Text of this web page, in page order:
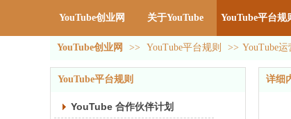
YouTube创业网 关于YouTube YouTube平台规
YouTube创业网 >> YouTube平台规则 >> YouTube运
YouTube平台规则
YouTube 合作伙伴计划
详细